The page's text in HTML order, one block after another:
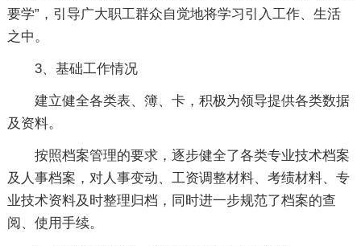
要学”，引导广大职工群众自觉地将学习引入工作、生活
之中。
3、基础工作情况
建立健全各类表、簿、卡，积极为领导提供各类数据
及资料。
按照档案管理的要求，逐步健全了各类专业技术档案
及人事档案，对人事变动、工资调整材料、考绩材料、专
业技术资料及时整理归档，同时进一步规范了档案的查
阅、使用手续。